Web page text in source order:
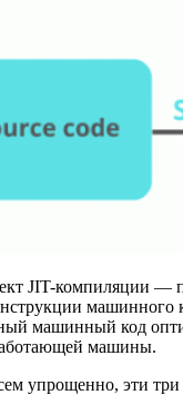
JIT-компиляции —
машинного
машинный код
машины.
упрощенно, эти три